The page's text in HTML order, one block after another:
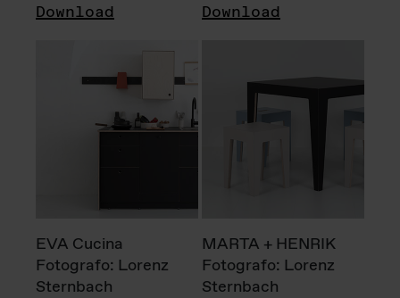
Download Download
EVA Cucina
Fotografo: Lorenz
Sternbach
MARTA + HENRIK
Fotografo: Lorenz
Sternbach